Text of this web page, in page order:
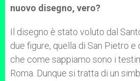
nuovo disegno, vero?
Il disegno è stato voluto dal
due figure, quella di San Pietro e
che come sappiamo sono i
Roma. Dunque si tratta di un